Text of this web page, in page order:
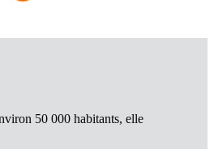
50 000 habitants, elle